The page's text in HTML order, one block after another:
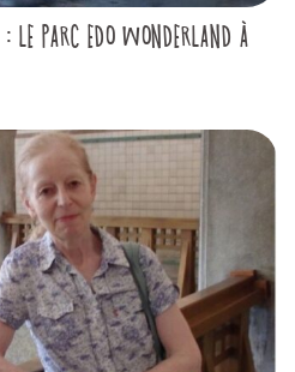
LE PARC EDO WONDERLAND À